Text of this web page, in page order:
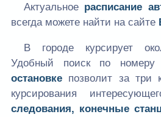
Актуальное расписание
всегда можете найти на сайте
В городе курсирует
Удобный поиск по
остановке позволит за три
курсирования
следования, конечные